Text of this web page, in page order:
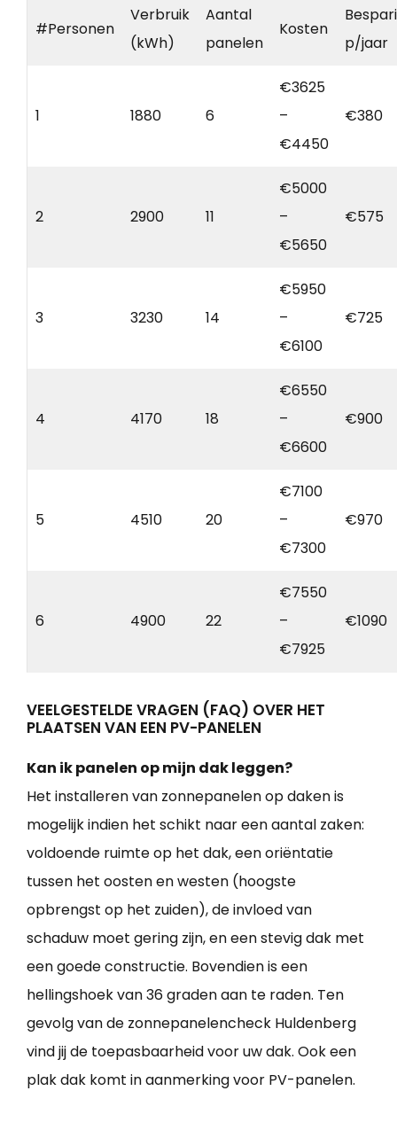
#Personen
Verbruik
(kWh)
Aantal
panelen
Kosten
p/jaar
1 1880 6
€3625
–
€4450
€380
2 2900 11
€5000
–
€5650
€575
3 3230 14
€5950
–
€6100
€725
4 4170 18
€6550
–
€6600
€900
5 4510 20
€7100
–
€7300
€970
6 4900 22
€7550
–
€7925
€1090
VEELGESTELDE VRAGEN (FAQ) OVER HET
PLAATSEN VAN EEN PV-PANELEN
Kan ik panelen op mijn dak leggen?
Het installeren van zonnepanelen op daken is
mogelijk indien het schikt naar een aantal zaken:
voldoende ruimte op het dak, een oriëntatie
tussen het oosten en westen (hoogste
opbrengst op het zuiden), de invloed van
schaduw moet gering zijn, en een stevig dak met
een goede constructie. Bovendien is een
hellingshoek van 36 graden aan te raden. Ten
gevolg van de zonnepanelencheck Huldenberg
vind jij de toepasbaarheid voor uw dak. Ook een
plak dak komt in aanmerking voor PV-panelen.